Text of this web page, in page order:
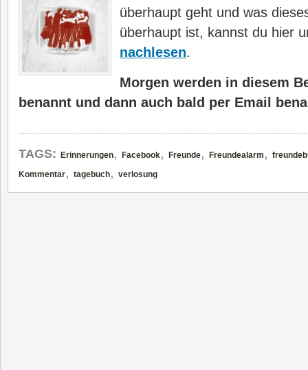
überhaupt geht und was
überhaupt ist, kannst du hier
nachlesen.
Morgen werden in diesem
benannt und dann auch bald per Email
TAGS: Erinnerungen, Facebook, Freunde, Freundealarm ,
Kommentar, tagebuch, verlosung